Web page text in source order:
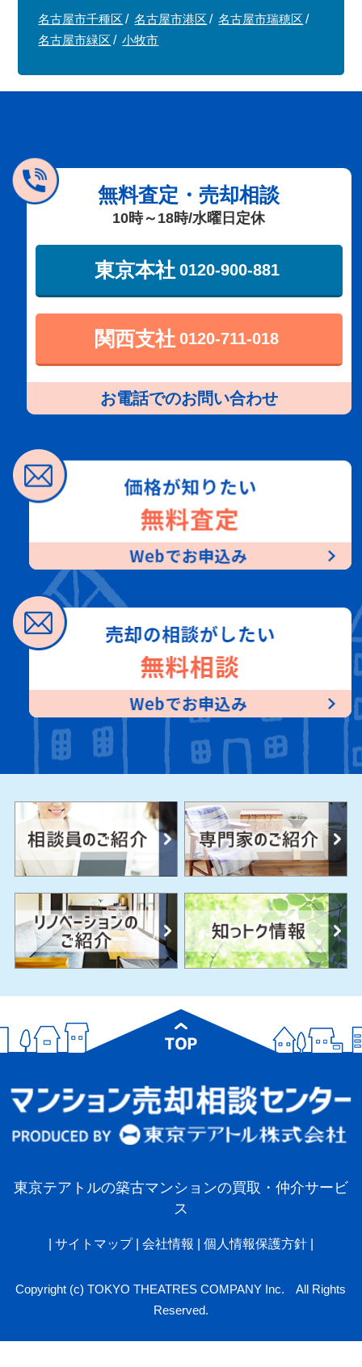
名古屋市千種区 名古屋市港区
名古屋市瑞穂区
名古屋市緑区
小牧市
無料査定・売却相談
10時～18時/水曜日定休
東京本社 0120-900-881
関西支社 0120-711-018
お電話でのお問い合わせ
東京テアトルの築古マンションの買取・仲介サービ
ス
サイトマップ 会社情報 個人情報保護方針|
Copyright (c) TOKYO THEATRES COMPANY Inc. All Rights
Reserved.